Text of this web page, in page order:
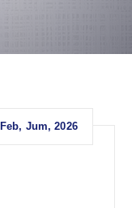
Feb, Jum, 2026